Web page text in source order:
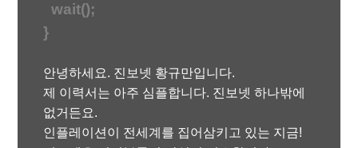
wait();
}
안녕하세요. 진보넷 황규만입니다.
제 이력서는 아주 심플합니다. 진보넷 하나밖에
없거든요.
인플레이션이 전세계를 집어삼키고 있는 지금!